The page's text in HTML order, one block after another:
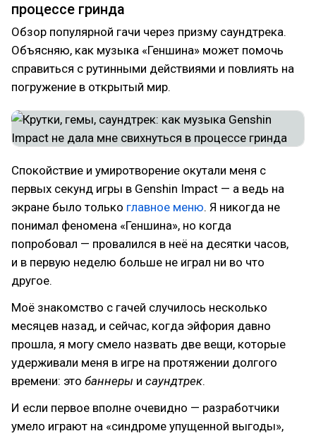
процессе гринда
Обзор популярной гачи через призму саундтрека.
Объясняю, как музыка «Геншина» может помочь
справиться с рутинными действиями и повлиять на
погружение в открытый мир.
Спокойствие и умиротворение окутали меня с
первых секунд игры в Genshin Impact — а ведь на
экране было только главное меню. Я никогда не
понимал феномена «Геншина», но когда
попробовал — провалился в неё на десятки часов,
и в первую неделю больше не играл ни во что
другое.
Моё знакомство с гачей случилось несколько
месяцев назад, и сейчас, когда эйфория давно
прошла, я могу смело назвать две вещи, которые
удерживали меня в игре на протяжении долгого
времени: это баннеры и саундтрек.
И если первое вполне очевидно — разработчики
умело играют на «синдроме упущенной выгоды»,